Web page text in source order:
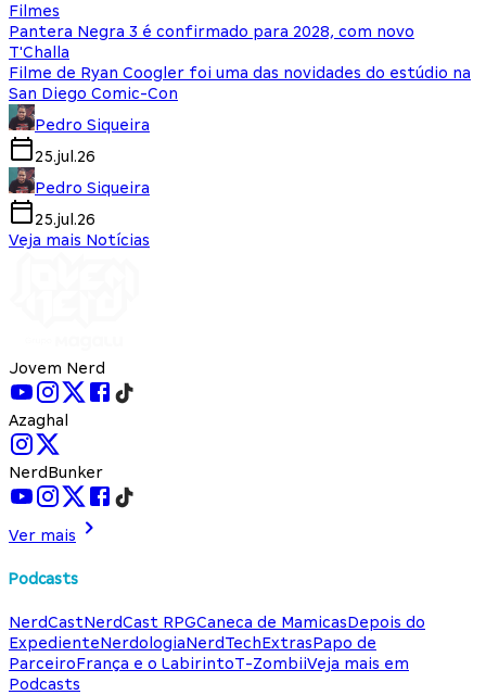
Filmes
Pantera Negra 3 é confirmado para 2028, com novo
T'Challa
Filme de Ryan Coogler foi uma das novidades do estúdio na
San Diego Comic-Con
Pedro Siqueira
25.jul.26
Pedro Siqueira
25.jul.26
Veja mais Notícias
Jovem Nerd
Azaghal
NerdBunker
Ver mais
Podcasts
NerdCastNerdCast RPGCaneca de MamicasDepois do
ExpedienteNerdologiaNerdTechExtrasPapo de
ParceiroFrança e o LabirintoT-ZombiiVeja mais em
Podcasts